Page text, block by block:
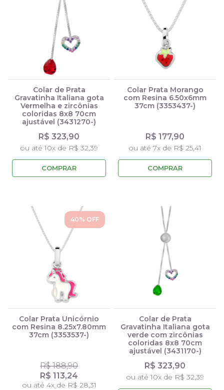
Colar de Prata
Gravatinha Italiana gota
Vermelha e zircônias
coloridas 8x8 70cm
ajustável (3431270-)
R$ 323,90
ou até 10x de R$ 32,39
COMPRAR
Colar Prata Morango
com Resina 6.50x6mm
37cm (3353437-)
R$ 177,90
ou até 7x de R$ 25,41
COMPRAR
40% OFF
Colar Prata Unicórnio
com Resina 8.25x7.80mm
37cm (3353537-)
R$ 188,90
R$ 113,24
ou até 4x de R$ 28,31
Colar de Prata
Gravatinha Italiana gota
verde com zircônias
coloridas 8x8 70cm
ajustável (3431170-)
R$ 323,90
ou até 10x de R$ 32,39